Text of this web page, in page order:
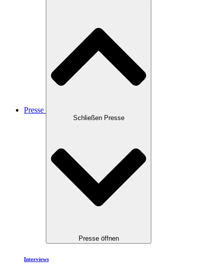
Presse
Schließen Presse
Presse öffnen
Interviews